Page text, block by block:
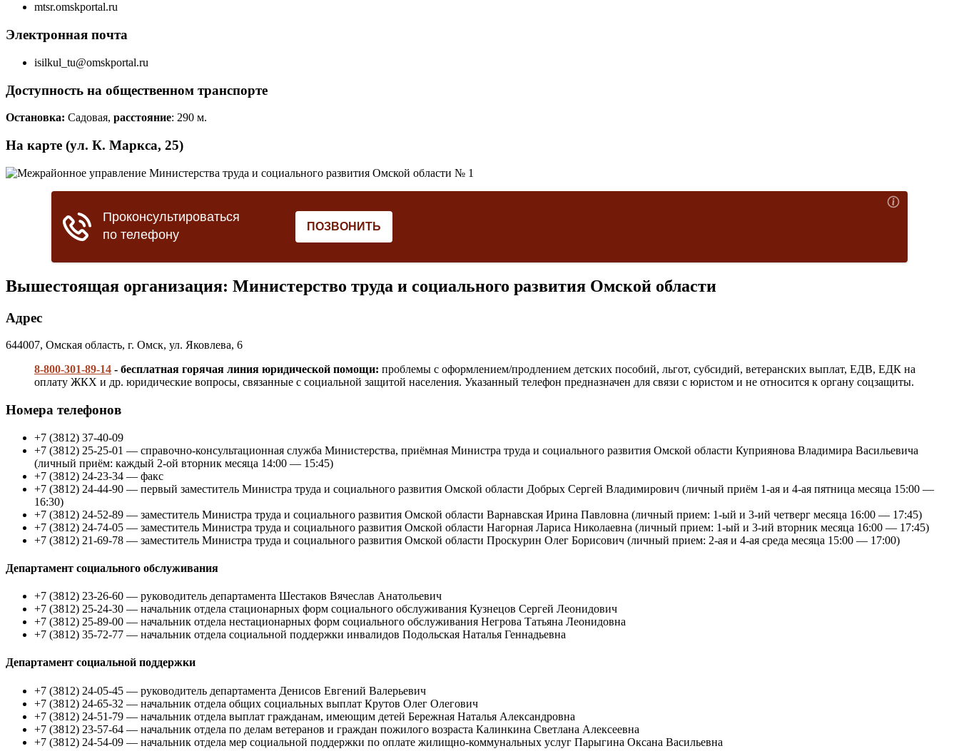
mtsr.omskportal.ru
Электронная почта
isilkul_tu@omskportal.ru
Доступность на общественном транспорте
Остановка: Садовая, расстояние: 290 м.
На карте (ул. К. Маркса, 25)
Вышестоящая организация: Министерство труда и социального развития Омской области
Адрес
644007, Омская область, г. Омск, ул. Яковлева, 6
8-800-301-89-14 - бесплатная горячая линия юридической помощи: проблемы с оформлением/продлением детских пособий, льгот, субсидий, ветеранских выплат, ЕДВ, ЕДК на
оплату ЖКХ и др. юридические вопросы, связанные с социальной защитой населения. Указанный телефон предназначен для связи с юристом и не относится к органу соцзащиты.
Номера телефонов
+7 (3812) 37-40-09
+7 (3812) 25-25-01 — справочно-консультационная служба Министерства, приёмная Министра труда и социального развития Омской области Куприянова Владимира Васильевича
(личный приём: каждый 2-ой вторник месяца 14:00 — 15:45)
+7 (3812) 24-23-34 — факс
+7 (3812) 24-44-90 — первый заместитель Министра труда и социального развития Омской области Добрых Сергей Владимирович (личный приём 1-ая и 4-ая пятница месяца 15:00 —
16:30)
+7 (3812) 24-52-89 — заместитель Министра труда и социального развития Омской области Варнавская Ирина Павловна (личный прием: 1-ый и 3-ий четверг месяца 16:00 — 17:45)
+7 (3812) 24-74-05 — заместитель Министра труда и социального развития Омской области Нагорная Лариса Николаевна (личный прием: 1-ый и 3-ий вторник месяца 16:00 — 17:45)
+7 (3812) 21-69-78 — заместитель Министра труда и социального развития Омской области Проскурин Олег Борисович (личный прием: 2-ая и 4-ая среда месяца 15:00 — 17:00)
Департамент социального обслуживания
+7 (3812) 23-26-60 — руководитель департамента Шестаков Вячеслав Анатольевич
+7 (3812) 25-24-30 — начальник отдела стационарных форм социального обслуживания Кузнецов Сергей Леонидович
+7 (3812) 25-89-00 — начальник отдела нестационарных форм социального обслуживания Негрова Татьяна Леонидовна
+7 (3812) 35-72-77 — начальник отдела социальной поддержки инвалидов Подольская Наталья Геннадьевна
Департамент социальной поддержки
+7 (3812) 24-05-45 — руководитель департамента Денисов Евгений Валерьевич
+7 (3812) 24-65-32 — начальник отдела общих социальных выплат Крутов Олег Олегович
+7 (3812) 24-51-79 — начальник отдела выплат гражданам, имеющим детей Бережная Наталья Александровна
+7 (3812) 23-57-64 — начальник отдела по делам ветеранов и граждан пожилого возраста Калинкина Светлана Алексеевна
+7 (3812) 24-54-09 — начальник отдела мер социальной поддержки по оплате жилищно-коммунальных услуг Парыгина Оксана Васильевна